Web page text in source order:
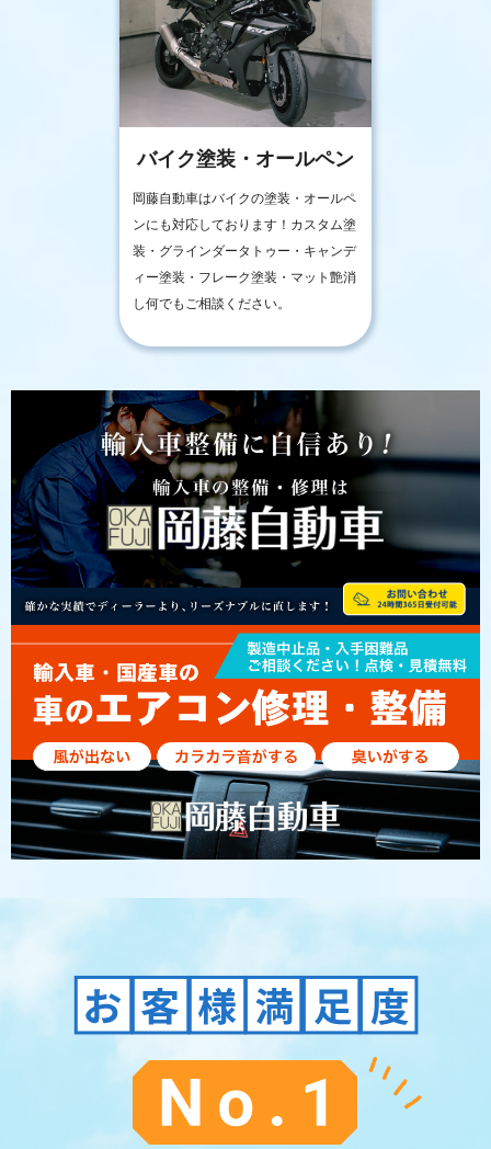
バイク塗装・オールペン
岡藤自動車はバイクの塗装・オールペ
ンにも対応しております！カスタム塗
装・グラインダータトゥー・キャンデ
ィー塗装・フレーク塗装・マット艶消
し何でもご相談ください。